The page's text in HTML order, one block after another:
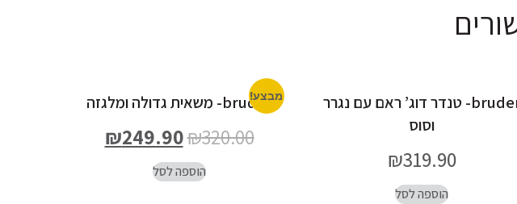
bruder- טנדר דוג’ ראם עם נגרר
וסוס
₪319.90
הוספה לסל
מבצע!
bruder- משאית גדולה ומלגזה
₪320.00
₪249.90
הוספה לסל